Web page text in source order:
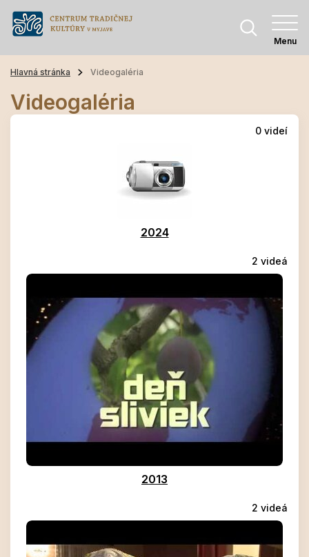
Menu
Hlavná stránka Videogaléria
Videogaléria
0 videí
2024
2 videá
2013
2 videá